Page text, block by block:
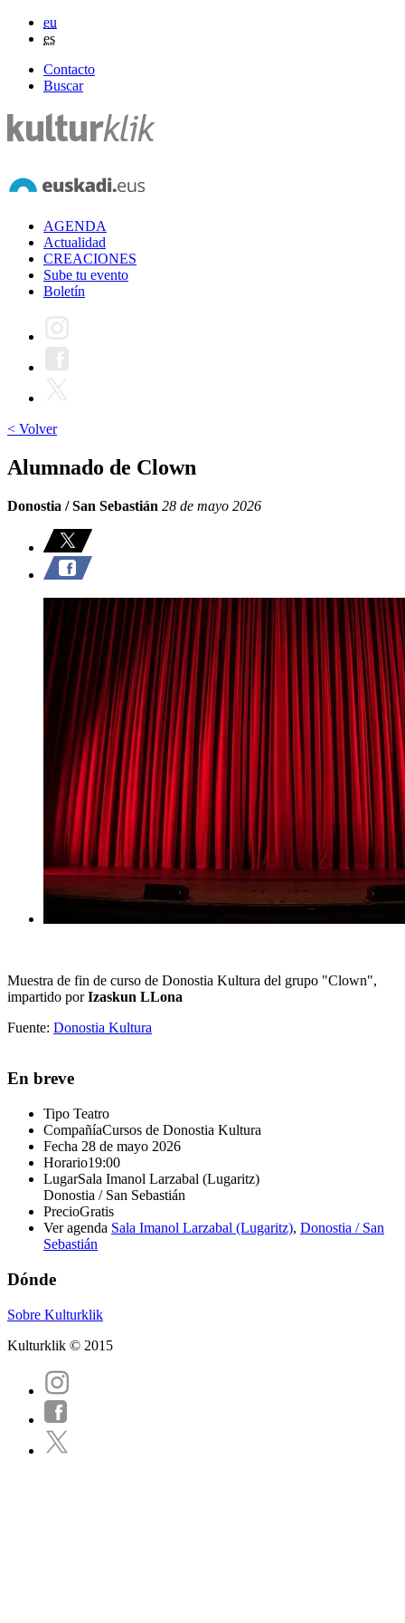
eu
es
Contacto
Buscar
AGENDA
Actualidad
CREACIONES
Sube tu evento
Boletín
< Volver
Alumnado de Clown
Donostia / San Sebastián 28 de mayo 2026
Muestra de fin de curso de Donostia Kultura del grupo "Clown",
impartido porIzaskun LLona
Fuente: Donostia Kultura
En breve
Tipo Teatro
CompañíaCursos de Donostia Kultura
Fecha 28 de mayo 2026
Horario19:00
LugarSala Imanol Larzabal (Lugaritz)
Donostia / San Sebastián
PrecioGratis
Ver agenda Sala Imanol Larzabal (Lugaritz), Donostia / San
Sebastián
Dónde
Sobre Kulturklik
Kulturklik © 2015